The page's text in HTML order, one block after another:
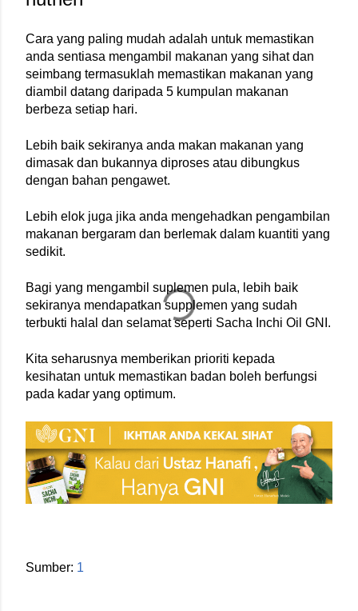
Cara yang paling mudah adalah untuk memastikan
anda sentiasa mengambil makanan yang sihat dan
seimbang termasuklah memastikan makanan yang
diambil datang daripada 5 kumpulan makanan
berbeza setiap hari.
Lebih baik sekiranya anda makan makanan yang
dimasak dan bukannya diproses atau dibungkus
dengan bahan pengawet.
Lebih elok juga jika anda mengehadkan pengambilan
makanan bergaram dan berlemak dalam kuantiti yang
sedikit.
Bagi yang mengambil suplemen pula, lebih baik
sekiranya mendapatkan supplemen yang sudah
terbukti halal dan selamat seperti Sacha Inchi Oil GNI.
Kita seharusnya memberikan prioriti kepada
kesihatan untuk memastikan badan boleh berfungsi
pada kadar yang optimum.
Sumber: 1